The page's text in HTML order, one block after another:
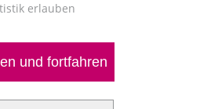
erlauben
und fortfahren